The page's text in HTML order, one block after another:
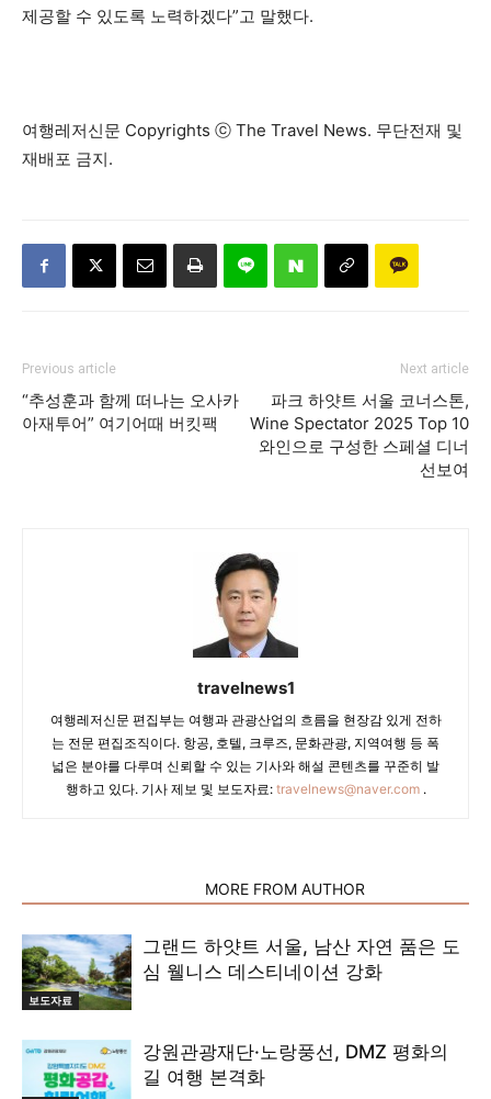
제공할 수 있도록 노력하겠다”고 말했다.
여행레저신문 Copyrights ⓒ The Travel News. 무단전재 및
재배포 금지.
Previous article
“추성훈과 함께 떠나는 오사카
아재투어” 여기어때 버킷팩
Next article
파크 하얏트 서울 코너스톤,
Wine Spectator 2025 Top 10
와인으로 구성한 스페셜 디너
선보여
travelnews1
여행레저신문 편집부는 여행과 관광산업의 흐름을 현장감 있게 전하
는 전문 편집조직이다. 항공, 호텔, 크루즈, 문화관광, 지역여행 등 폭
넓은 분야를 다루며 신뢰할 수 있는 기사와 해설 콘텐츠를 꾸준히 발
행하고 있다. 기사 제보 및 보도자료: travelnews@naver.com.
MORE FROM AUTHOR
보도자료
그랜드 하얏트 서울, 남산 자연 품은 도
심 웰니스 데스티네이션 강화
강원관광재단·노랑풍선, DMZ 평화의
길 여행 본격화